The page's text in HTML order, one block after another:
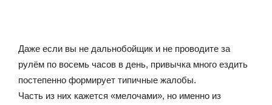
Даже если вы не дальнобойщик и не проводите за
рулём по восемь часов в день, привычка много ездить
постепенно формирует типичные жалобы.
Часть из них кажется «мелочами», но именно из